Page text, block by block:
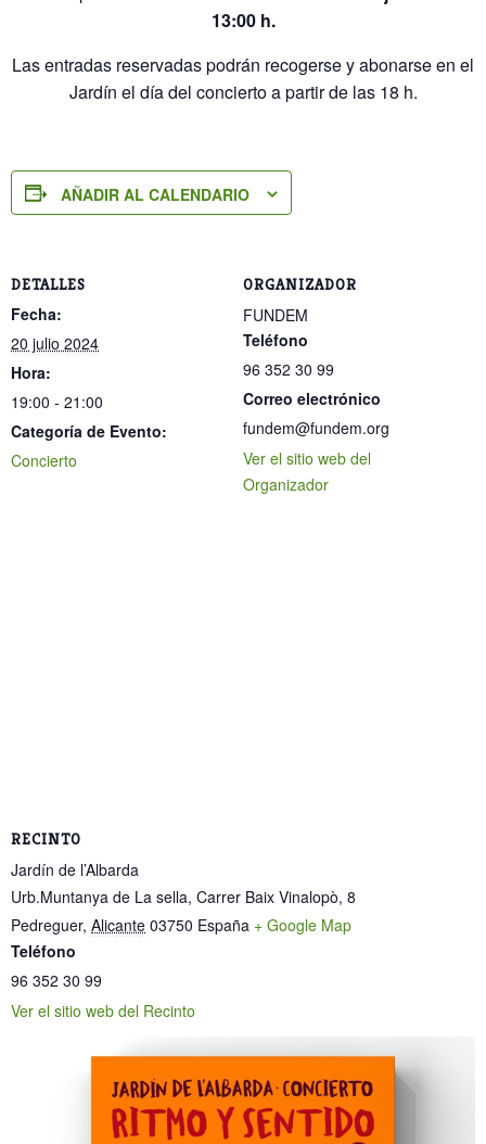
13:00 h.
Las entradas reservadas podrán recogerse y abonarse en el
Jardín el día del concierto a partir de las 18 h.
AÑADIR AL CALENDARIO
DETALLES
Fecha:
20 julio 2024
Hora:
19:00 - 21:00
Categoría de Evento:
Concierto
ORGANIZADOR
FUNDEM
Teléfono
96 352 30 99
Correo electrónico
fundem@fundem.org
Ver el sitio web del
Organizador
RECINTO
Jardín de l’Albarda
Urb.Muntanya de La sella, Carrer Baix Vinalopò, 8
Pedreguer, Alicante 03750 España + Google Map
Teléfono
96 352 30 99
Ver el sitio web del Recinto